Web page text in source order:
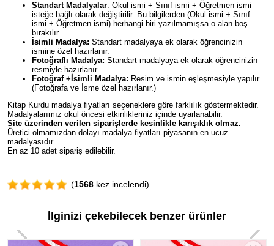
Standart Madalyalar: Okul ismi + Sınıf ismi + Öğretmen ismi
isteğe bağlı olarak değiştirilir. Bu bilgilerden (Okul ismi + Sınıf
ismi + Öğretmen ismi) herhangi biri yazılmamışsa o alan boş
bırakılır.
İsimli Madalya: Standart madalyaya ek olarak öğrencinizin
ismine özel hazırlanır.
Fotoğraflı Madalya: Standart madalyaya ek olarak öğrencinizin
resmiyle hazırlanır.
Fotoğraf +İsimli Madalya: Resim ve ismin eşleşmesiyle yapılır.
(Fotoğrafa ve İsme özel hazırlanır.)
Kitap Kurdu madalya fiyatları seçeneklere göre farklılık göstermektedir.
Madalyalarımız okul öncesi etkinlikleriniz içinde uyarlanabilir.
Site üzerinden verilen siparişlerde kesinlikle karışıklık olmaz.
Üretici olmamızdan dolayı madalya fiyatları piyasanın en ucuz
madalyasıdır.
En az 10 adet sipariş edilebilir.
(1568 kez incelendi)
İlginizi çekebilecek benzer ürünler